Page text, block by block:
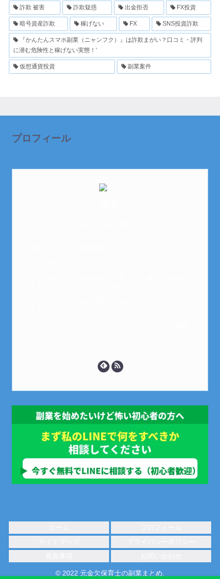
詐欺 被害 詐欺疑惑 出金拒否 FX投資
暗号資産詐欺 稼げない FX SNS投資詐欺
『かんたんスマホ副業（ニャンフク）』は詐欺まがい？口コミ・評判
に潜む危険性と稼げない実態！'
仮想通貨投資 副業案件
プロフィール
© 2022 元金欠保育士の副業まとめ.